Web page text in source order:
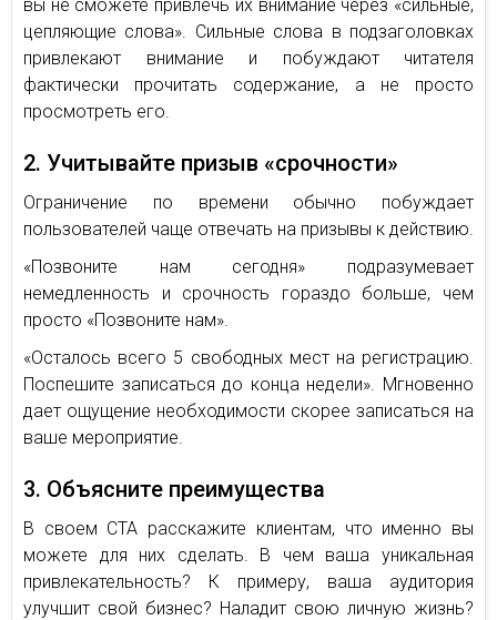
вы не сможете привлечь их внимание через «сильные,
цепляющие слова». Сильные слова в подзаголовках
привлекают внимание и побуждают читателя
фактически прочитать содержание, а не просто
просмотреть его.
2. Учитывайте призыв «срочности»
Ограничение по времени обычно побуждает
пользователей чаще отвечать на призывы к действию.
«Позвоните нам сегодня» подразумевает
немедленность и срочность гораздо больше, чем
просто «Позвоните нам».
«Осталось всего 5 свободных мест на регистрацию.
Поспешите записаться до конца недели». Мгновенно
дает ощущение необходимости скорее записаться на
ваше мероприятие.
3. Объясните преимущества
В своем СТА расскажите клиентам, что именно вы
можете для них сделать. В чем ваша уникальная
привлекательность? К примеру, ваша аудитория
улучшит свой бизнес? Наладит свою личную жизнь?